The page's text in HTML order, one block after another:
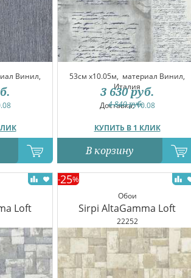
Винил,
53см x10.05м, материал Винил,
Италия
Доставка:10.08
КУПИТЬ В 1 КЛИК
4 840руб.
3 630 руб.
В корзину
Loft
Обои
Sirpi AltaGamma Loft
22252
-25%